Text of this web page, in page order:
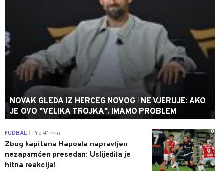
NOVAK GLEDA IZ HERCEG NOVOG I NE VJERUJE: AKO
JE OVO "VELIKA TROJKA", IMAMO PROBLEM
0
FUDBAL Pre 41 min
Zbog kapitena Hapoela napravljen
nezapamćen presedan: Uslijedila je
hitna reakcija!